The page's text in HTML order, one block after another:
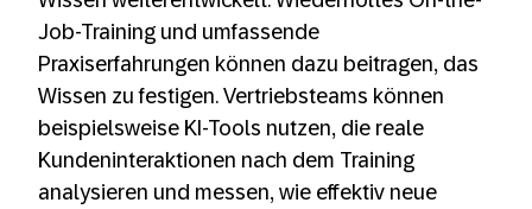
Job-Training und umfassende
Praxiserfahrungen können dazu beitragen, das
Wissen zu festigen. Vertriebsteams können
beispielsweise KI-Tools nutzen, die reale
Kundeninteraktionen nach dem Training
analysieren und messen, wie effektiv neue